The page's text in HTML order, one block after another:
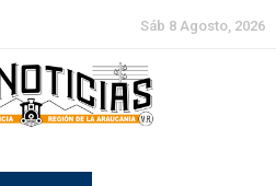
Sáb 8 Agosto, 2026